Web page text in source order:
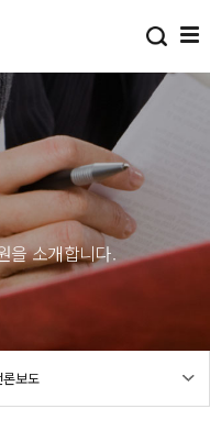
을 소개합니다.
론보도